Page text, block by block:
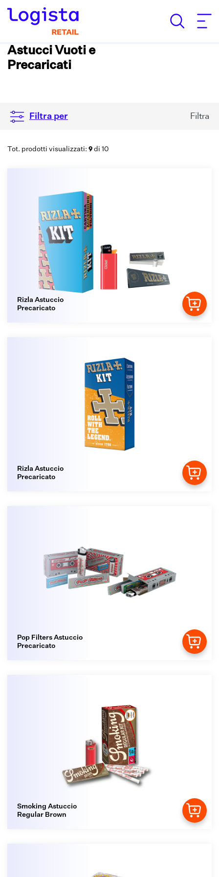
Astucci Vuoti e
Precaricati
Filtra per Filtra
Tot. prodotti visualizzati: 9 di 10
Rizla Astuccio
Precaricato
Rizla Astuccio
Precaricato
Pop Filters Astuccio
Precaricato
Smoking Astuccio
Regular Brown